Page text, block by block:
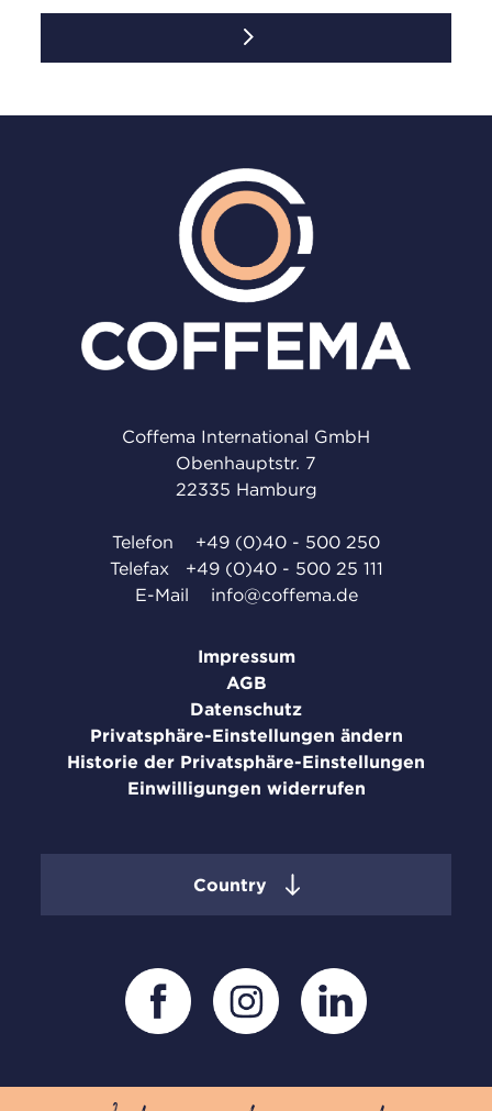
Coffema International GmbH
Obenhauptstr. 7
22335 Hamburg
Telefon
+49 (0)40 - 500 250
Telefax +49 (0)40 - 500 25 111
E-Mail info@coffema.de
Impressum
AGB
Datenschutz
Privatsphäre-Einstellungen ändern
Historie der Privatsphäre-Einstellungen
Einwilligungen widerrufen
Country